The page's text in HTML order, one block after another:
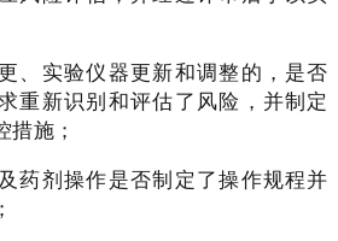
、实验仪器更新和调整的，是否
重新识别和评估了风险，并制定
施；
药剂操作是否制定了操作规程并